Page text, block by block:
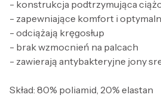
- konstrukcja podtrzymująca
- zapewniające komfort i
- odciążają kręgosłup
- brak wzmocnień na palcach
- zawierają antybakteryjne jony
Skład: 80% poliamid, 20% elastan